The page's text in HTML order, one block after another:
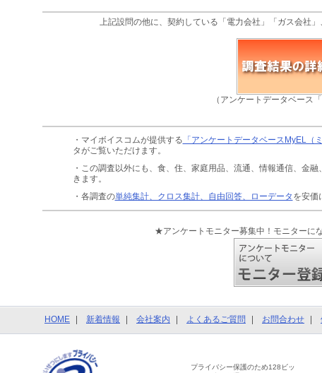
上記設問の他に、契約している「電力会社」「ガス会社
（アンケートデータベース
・マイボイスコムが提供する 「アンケートデータベースMyEL（
タがご覧いただけます。
・この調査以外にも、食、住、家庭用品、流通、情報通信、金融
きます。
・各調査の単純集計、クロス集計、自由回答、ローデータ を安価
★アンケートモニター募集中！モニターに
HOME 新着情報 会社案内 よくあるご質問 お問合わせ
プライバシー保護のため128ビッ